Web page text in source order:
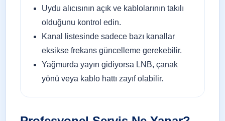
Uydu alıcısının açık ve kablolarının takılı
olduğunu kontrol edin.
Kanal listesinde sadece bazı kanallar
eksikse frekans güncelleme gerekebilir.
Yağmurda yayın gidiyorsa LNB, çanak
yönü veya kablo hattı zayıf olabilir.